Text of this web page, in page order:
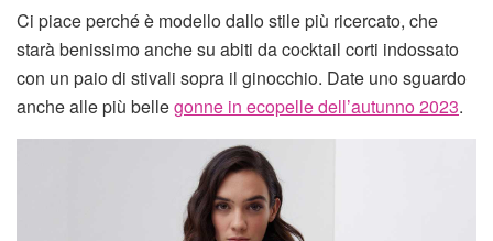
Ci piace perché è modello dallo stile più ricercato, che
starà benissimo anche su abiti da cocktail corti indossato
con un paio di stivali sopra il ginocchio. Date uno sguardo
anche alle più bellegonne in ecopelle dell’autunno 2023.